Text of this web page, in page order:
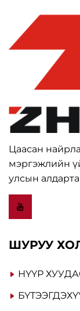
Цаасан
мэргэжлийн
улсын
ШУРУУ
НҮҮР